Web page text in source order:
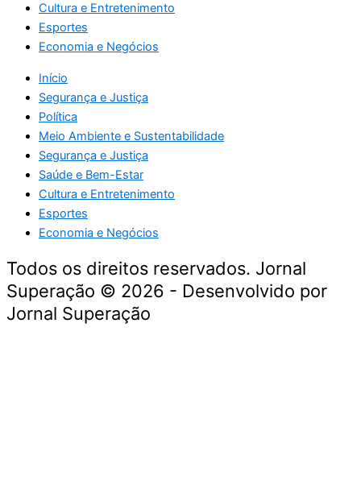
Cultura e Entretenimento
Esportes
Economia e Negócios
Início
Segurança e Justiça
Política
Meio Ambiente e Sustentabilidade
Segurança e Justiça
Saúde e Bem-Estar
Cultura e Entretenimento
Esportes
Economia e Negócios
Todos os direitos reservados. Jornal
Superação © 2026 - Desenvolvido por
Jornal Superação